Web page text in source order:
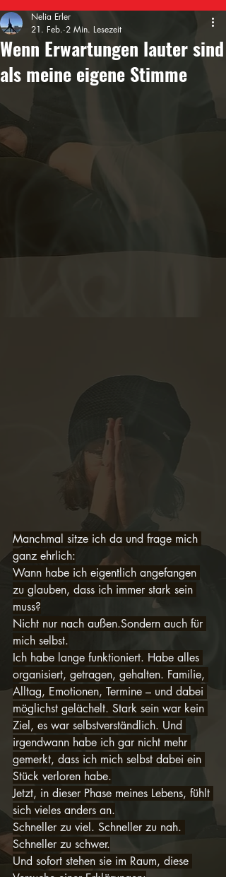
Wenn Erwartungen lauter sind
als meine eigene Stimme
Nelia Erler
21. Feb. 2 Min. Lesezeit
Manchmal sitze ich da und frage mich
ganz ehrlich:
Wann habe ich eigentlich angefangen
zu glauben, dass ich immer stark sein
muss?
Nicht nur nach außen.Sondern auch für
mich selbst.
Ich habe lange funktioniert. Habe alles
organisiert, getragen, gehalten. Familie,
Alltag, Emotionen, Termine – und dabei
möglichst gelächelt. Stark sein war kein
Ziel, es war selbstverständlich. Und
irgendwann habe ich gar nicht mehr
gemerkt, dass ich mich selbst dabei ein
Stück verloren habe.
Jetzt, in dieser Phase meines Lebens, fühlt
sich vieles anders an.
Schneller zu viel. Schneller zu nah.
Schneller zu schwer.
Und sofort stehen sie im Raum, diese